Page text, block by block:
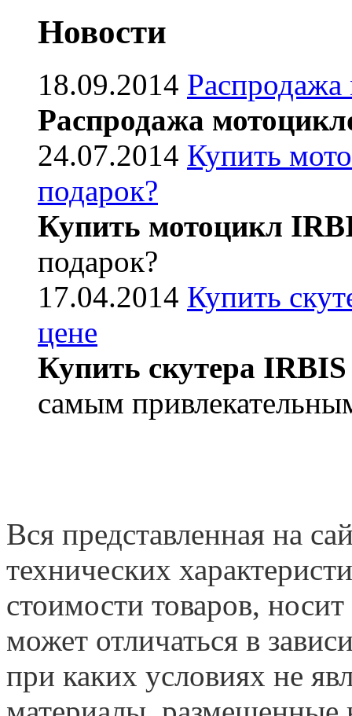
Новости
18.09.2014
Распродажа
24.07.2014 Купить
подарок?
Купить мотоцикл
подарок?
17.04.2014 Купить
цене
Купить скутера IRBIS
самым
Вся представленная на
технических
стоимости товаров,
может отличаться в
при каких условиях не